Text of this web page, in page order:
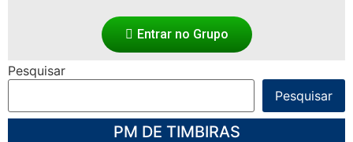
Entrar no Grupo
Pesquisar
Pesquisar
PM DE TIMBIRAS